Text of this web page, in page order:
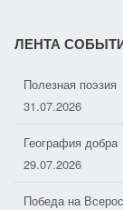
i
i
ЛЕНТА
Полезная поэзия
31.07.2026
География добра
29.07.2026
Победа на